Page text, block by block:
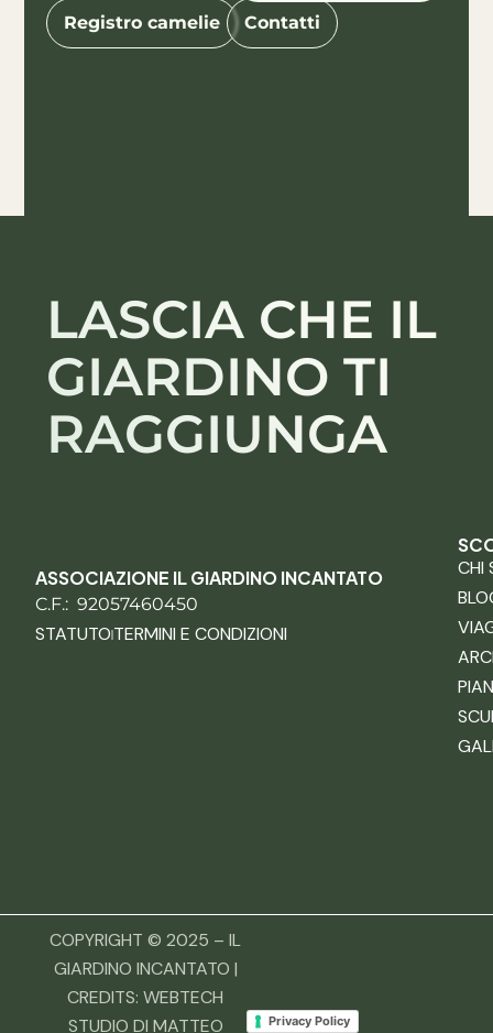
Registro camelie Contatti
LASCIA CHE IL
GIARDINO TI
RAGGIUNGA
ASSOCIAZIONE IL GIARDINO INCANTATO
C.F.: 92057460450
STATUTOTERMINI E CONDIZIONI
CHI
COPYRIGHT © 2025 – IL
GIARDINO INCANTATO |
CREDITS: WEBTECH
STUDIO DI MATTEO
Privacy Policy